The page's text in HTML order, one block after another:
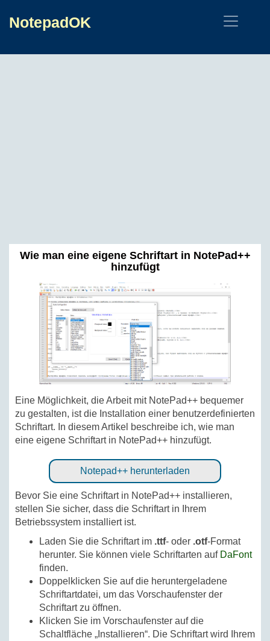
NotepadOK
Wie man eine eigene Schriftart in NotePad++
hinzufügt
Eine Möglichkeit, die Arbeit mit NotePad++ bequemer
zu gestalten, ist die Installation einer benutzerdefinierten
Schriftart. In diesem Artikel beschreibe ich, wie man
eine eigene Schriftart in NotePad++ hinzufügt.
Notepad++ herunterladen
Bevor Sie eine Schriftart in NotePad++ installieren,
stellen Sie sicher, dass die Schriftart in Ihrem
Betriebssystem installiert ist.
Laden Sie die Schriftart im .ttf- oder .otf-Format
herunter. Sie können viele Schriftarten auf DaFont
finden.
Doppelklicken Sie auf die heruntergeladene
Schriftartdatei, um das Vorschaufenster der
Schriftart zu öffnen.
Klicken Sie im Vorschaufenster auf die
Schaltfläche „Installieren“. Die Schriftart wird Ihrem